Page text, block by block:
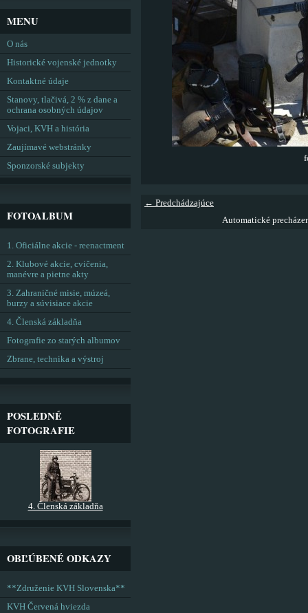
← Predchádzajúce
Automatické
MENU
O nás
Historické vojenské jednotky
Kontaktné údaje
Stanovy, tlačivá, 2 % z dane a
ochrana osobných údajov
Vojaci, KVH a história
Zaujímavé webstránky
Sponzorské subjekty
FOTOALBUM
1. Oficiálne akcie - reenactment
2. Klubové akcie, cvičenia,
manévre a pietne akty
3. Zahraničné misie, múzeá,
burzy a súvisiace akcie
4. Členská základňa
Fotografie zo starých albumov
Zbrane, technika a výstroj
POSLEDNÉ
FOTOGRAFIE
4. Členská základňa
OBĽÚBENÉ ODKAZY
**Združenie KVH Slovenska**
KVH Červená hviezda